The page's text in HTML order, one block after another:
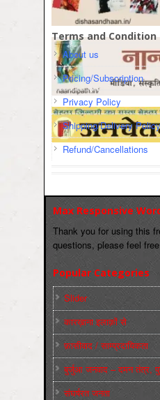
Terms and Condition
About us
Pricing/Subscription
Privacy Policy
Shipping/Delivery Policy
Refund/Cancellations
Max Responsive
Thank you for using this
questions, please feel
Popular Categories
Slider
कारख़ाना इलाक़ों से
फ़ासीवाद / साम्‍प्रदायिकता
बुर्जुआ जनवाद – दमन तंत्र,
संघर्षरत जनता